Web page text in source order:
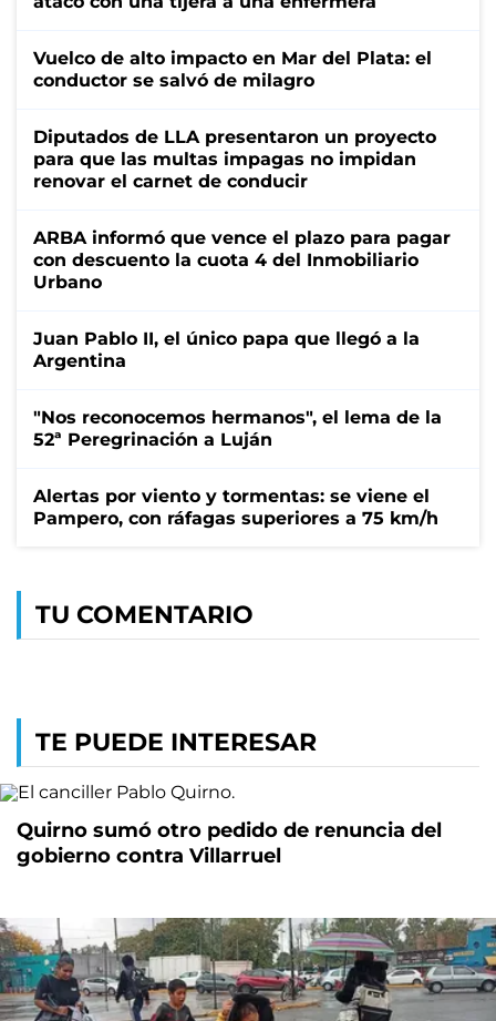
Vuelco de alto impacto en Mar del Plata: el
conductor se salvó de milagro
Diputados de LLA presentaron un proyecto
para que las multas impagas no impidan
renovar el carnet de conducir
ARBA informó que vence el plazo para pagar
con descuento la cuota 4 del Inmobiliario
Urbano
Juan Pablo II, el único papa que llegó a la
Argentina
"Nos reconocemos hermanos", el lema de la
52ª Peregrinación a Luján
Alertas por viento y tormentas: se viene el
Pampero, con ráfagas superiores a 75 km/h
TU COMENTARIO
TE PUEDE INTERESAR
Quirno sumó otro pedido de renuncia del
gobierno contra Villarruel